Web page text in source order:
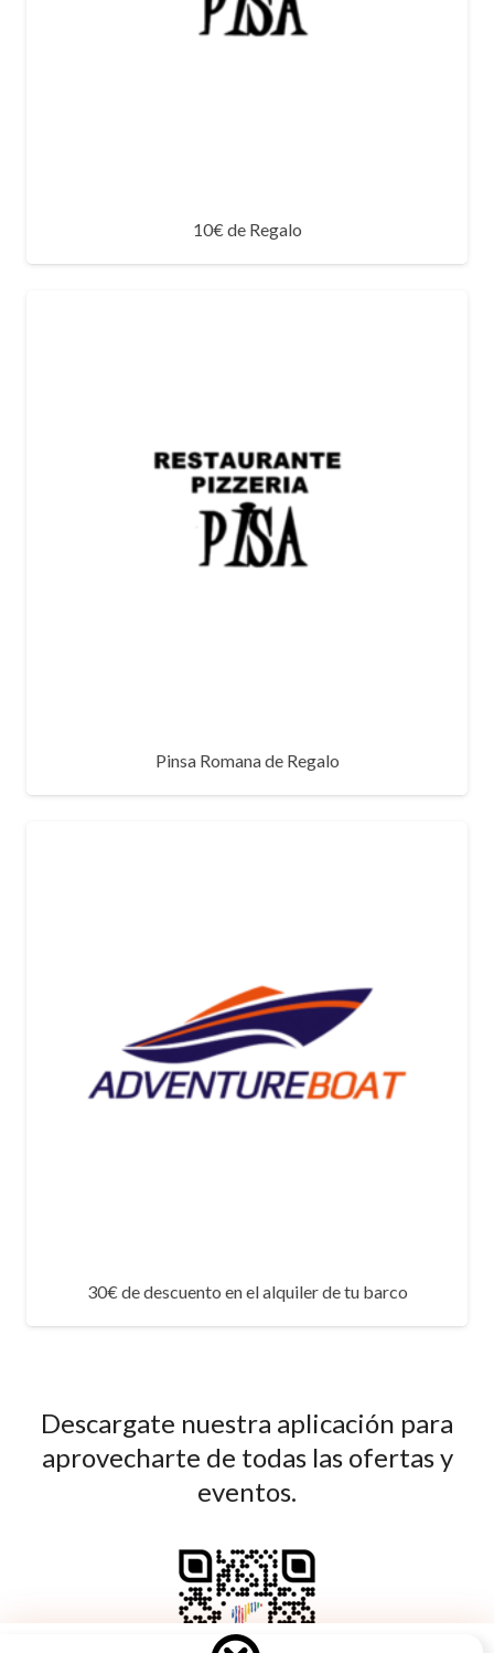
10€ de Regalo
Pinsa Romana de Regalo
30€ de descuento en el alquiler de tu barco
Descargate nuestra aplicación para
aprovecharte de todas las ofertas y
eventos.